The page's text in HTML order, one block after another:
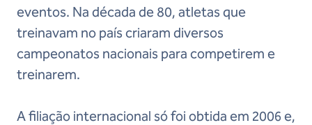
eventos. Na década de 80, atletas que
treinavam no país criaram diversos
campeonatos nacionais para competirem e
treinarem.
A filiação internacional só foi obtida em 2006 e,